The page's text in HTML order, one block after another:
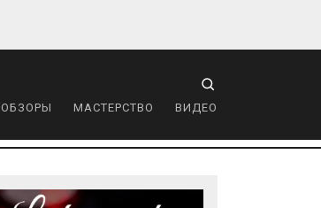
ОБЗОРЫ МАСТЕРСТВО ВИДЕО